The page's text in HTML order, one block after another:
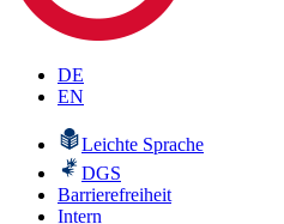
DE
EN
Leichte Sprache
DGS
Barrierefreiheit
Intern